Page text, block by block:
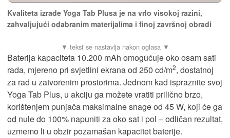
Kvaliteta izrade Yoga Tab Plusa je na vrlo visokoj razini,
zahvaljujući odabranim materijalima i finoj završnoj obradi
Baterija kapaciteta 10.200 mAh omogućuje oko osam sati
rada, mjereno pri svjetlini ekrana od 250 cd/m2, dostatnoj
za rad u zatvorenim prostorima. Jednom kad ispraznite svoj
Yoga Tab Plus, u akciju ga možete vratiti prilično brzo,
korištenjem punjača maksimalne snage od 45 W, koji će ga
od nule do 100% napuniti za oko sat i pol – odličan rezultat,
uzmemo li u obzir pozamašan kapacitet baterije.